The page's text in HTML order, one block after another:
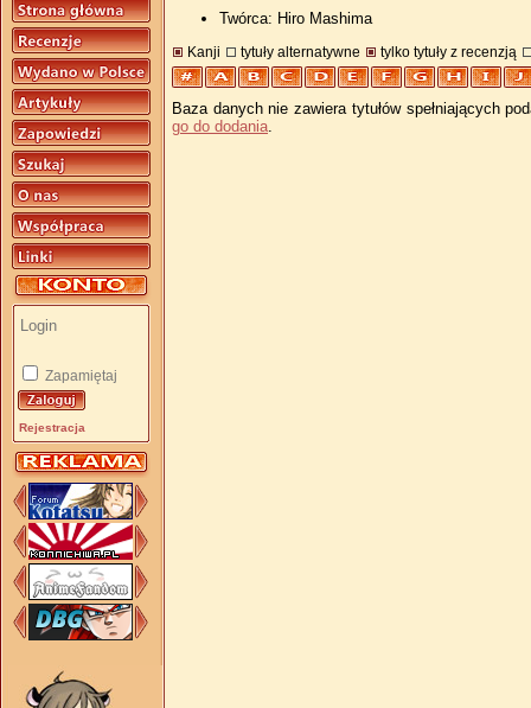
Zapamiętaj
Rejestracja
Twórca: Hiro Mashima
Kanji tytuły alternatywne tylko tytuły z recenzją
Baza danych nie zawiera tytułów spełniających
go do dodania.